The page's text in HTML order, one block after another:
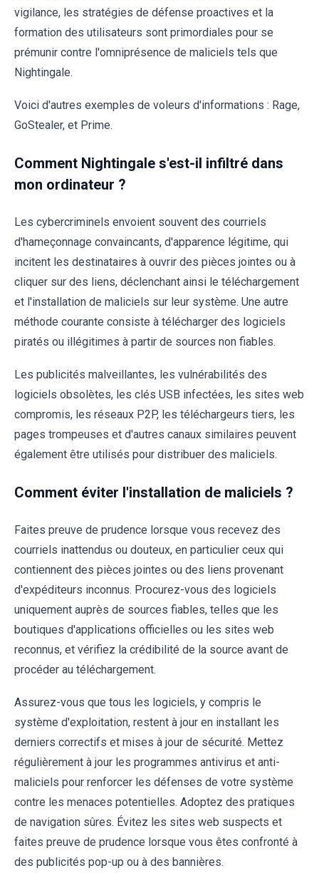
vigilance, les stratégies de défense proactives et la
formation des utilisateurs sont primordiales pour se
prémunir contre l'omniprésence de maliciels tels que
Nightingale.
Voici d'autres exemples de voleurs d'informations : Rage,
GoStealer, et Prime.
Comment Nightingale s'est-il infiltré dans
mon ordinateur ?
Les cybercriminels envoient souvent des courriels
d'hameçonnage convaincants, d'apparence légitime, qui
incitent les destinataires à ouvrir des pièces jointes ou à
cliquer sur des liens, déclenchant ainsi le téléchargement
et l'installation de maliciels sur leur système. Une autre
méthode courante consiste à télécharger des logiciels
piratés ou illégitimes à partir de sources non fiables.
Les publicités malveillantes, les vulnérabilités des
logiciels obsolètes, les clés USB infectées, les sites web
compromis, les réseaux P2P, les téléchargeurs tiers, les
pages trompeuses et d'autres canaux similaires peuvent
également être utilisés pour distribuer des maliciels.
Comment éviter l'installation de maliciels ?
Faites preuve de prudence lorsque vous recevez des
courriels inattendus ou douteux, en particulier ceux qui
contiennent des pièces jointes ou des liens provenant
d'expéditeurs inconnus. Procurez-vous des logiciels
uniquement auprès de sources fiables, telles que les
boutiques d'applications officielles ou les sites web
reconnus, et vérifiez la crédibilité de la source avant de
procéder au téléchargement.
Assurez-vous que tous les logiciels, y compris le
système d'exploitation, restent à jour en installant les
derniers correctifs et mises à jour de sécurité. Mettez
régulièrement à jour les programmes antivirus et anti-
maliciels pour renforcer les défenses de votre système
contre les menaces potentielles. Adoptez des pratiques
de navigation sûres. Évitez les sites web suspects et
faites preuve de prudence lorsque vous êtes confronté à
des publicités pop-up ou à des bannières.